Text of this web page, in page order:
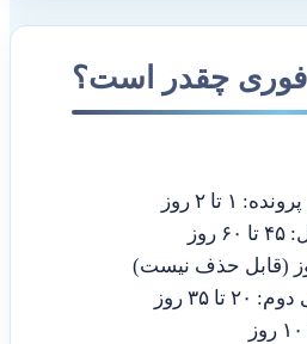
فوری چقدر است؟
۱ تا ۲ روز
۳۵ روز